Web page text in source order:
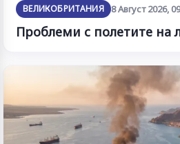
ВЕЛИКОБРИТАНИЯ 8 Август 2026,
Проблеми с полетите на